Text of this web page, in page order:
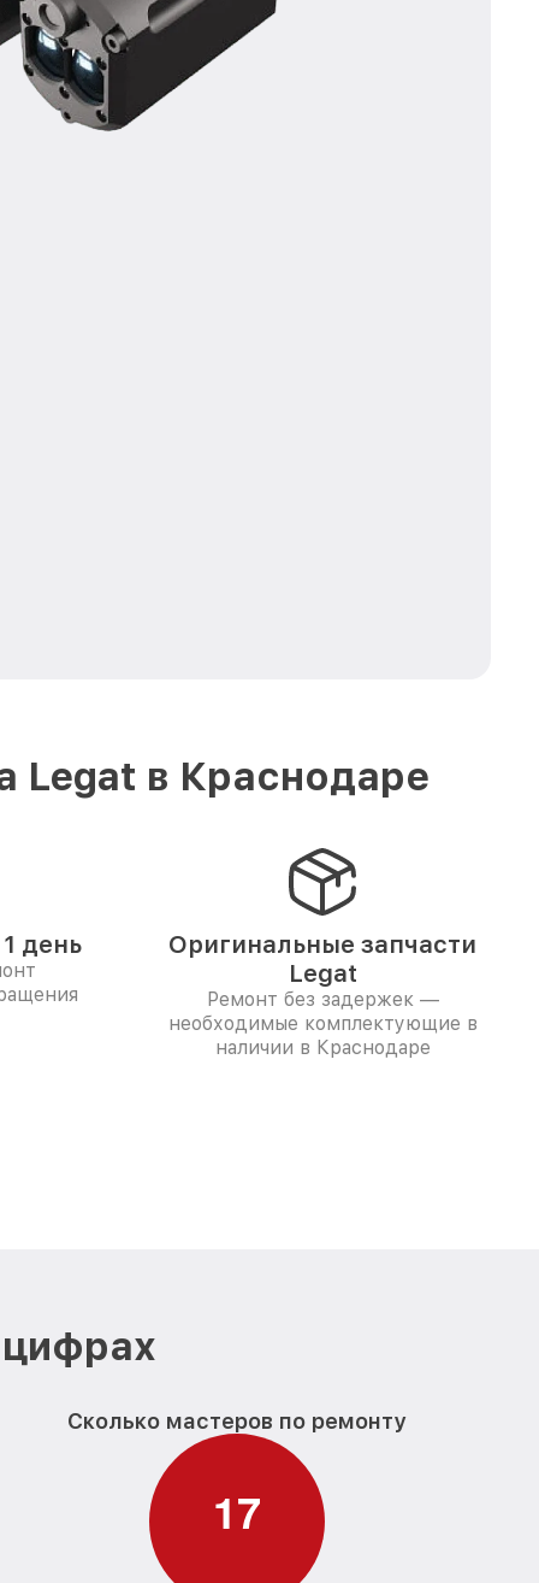
Legat в Краснодаре
день
Оригинальные запчасти
Legat
Ремонт без задержек —
необходимые комплектующие в
наличии в Краснодаре
Сколько мастеров по ремонту
17